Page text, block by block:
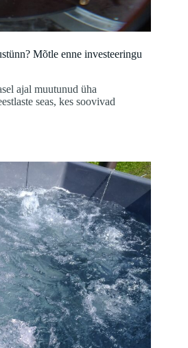
Mõtle enne investeeringu
ajal muutunud üha
seas, kes soovivad